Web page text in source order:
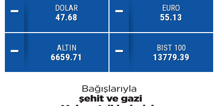
DOLAR
47.68
EURO
55.13
ALTIN
6659.71
BIST 100
13779.39